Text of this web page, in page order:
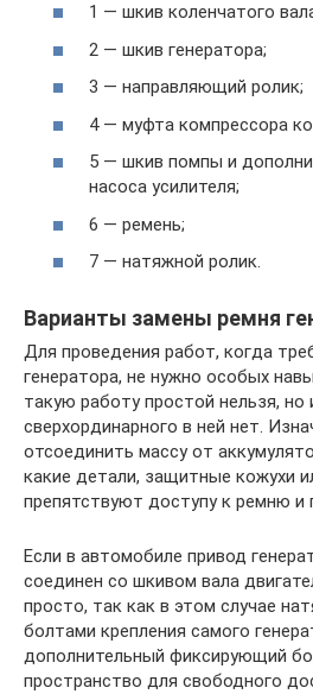
1 — шкив коленчатого
2 — шкив генератора;
3 — направляющий ролик;
4 — муфта компрессора
5 — шкив помпы и
насоса усилителя;
6 — ремень;
7 — натяжной ролик.
Варианты замены ремня
Для проведения работ, когда
генератора, не нужно особых
такую работу простой нельзя, но
сверхординарного в ней нет.
отсоединить массу от
какие детали, защитные кожухи
препятствуют доступу к ремню и
Если в автомобиле привод
соединен со шкивом вала
просто, так как в этом случае
болтами крепления самого
дополнительный фиксирующий
пространство для свободного